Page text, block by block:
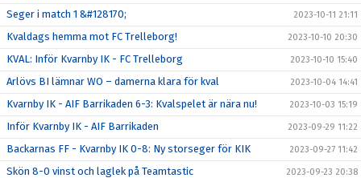
Seger i match 1 &#128170; 2023-10-11 21:11
Kvaldags hemma mot FC Trelleborg! 2023-10-10 20:30
KVAL: Inför Kvarnby IK - FC Trelleborg 2023-10-10 15:40
Arlövs BI lämnar WO – damerna klara för kval 2023-10-04 14:41
Kvarnby IK - AIF Barrikaden 6-3: Kvalspelet är nära nu! 2023-10-03 15:19
Inför Kvarnby IK - AIF Barrikaden 2023-09-29 11:22
Backarnas FF - Kvarnby IK 0-8: Ny storseger för KIK 2023-09-27 11:42
Skön 8-0 vinst och laglek på Teamtastic 2023-09-23 20:38